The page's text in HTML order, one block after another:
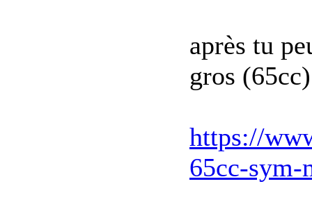
après tu
gros
https://
65cc-sym-